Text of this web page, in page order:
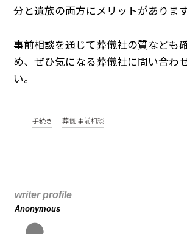
分と遺族の両方にメリットがあります
事前相談を通じて葬儀社の質なども
め、ぜひ気になる葬儀社に問い合わ
い。
手続き 葬儀 事前相談
writer profile
Anonymous